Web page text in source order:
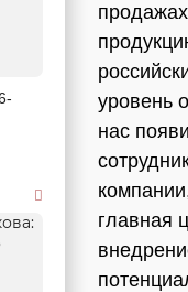
уровень
нас
главная